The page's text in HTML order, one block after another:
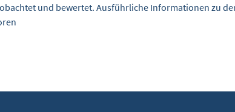
und bewertet. Ausführliche Informationen zu